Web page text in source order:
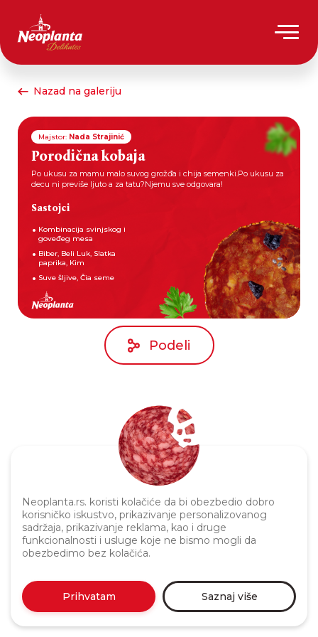
Neoplanta.rs. koristi kolačiće da bi obezbedio dobro
korisničko iskustvo, prikazivanje personalizovanog
sadržaja, prikazivanje reklama, kao i druge
funkcionalnosti i usluge koje ne bismo mogli da
obezbedimo bez kolačića.
Prihvatam Saznaj više
Nazad na galeriju
Majstor: Nada Strajinić
Porodična kobaja
Po ukusu za mamu malo suvog grožđa i chija semenki.Po ukusu za
decu ni previše ljuto a za tatu?Njemu sve odgovara!
Sastojci
Kombinacija svinjskog i
goveđeg mesa
Biber, Beli Luk, Slatka
paprika, Kim
Suve šljive, Čia seme
Podeli
Politika privatnosti